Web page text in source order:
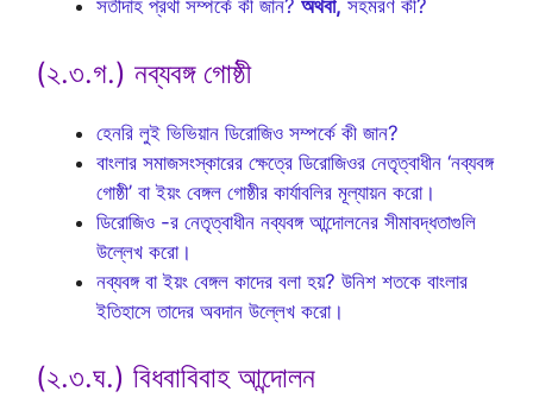
সতীদাহ প্রথা সম্পর্কে কী জান? অথবা, সহমরণ কী?
(২.৩.গ.) নব্যবঙ্গ গোষ্ঠী
হেনরি লুই ভিভিয়ান ডিরোজিও সম্পর্কে কী জান?
বাংলার সমাজসংস্কারের ক্ষেত্রে ডিরোজিওর নেতৃত্বাধীন ‘নব্যবঙ্গ
গোষ্ঠী’ বা ইয়ং বেঙ্গল গোষ্ঠীর কার্যাবলির মূল্যায়ন করো।
ডিরোজিও -র নেতৃত্বাধীন নব্যবঙ্গ আন্দোলনের সীমাবদ্ধতাগুলি
উল্লেখ করো।
নব্যবঙ্গ বা ইয়ং বেঙ্গল কাদের বলা হয়? উনিশ শতকে বাংলার
ইতিহাসে তাদের অবদান উল্লেখ করো।
(২.৩.ঘ.) বিধবাবিবাহ আন্দোলন